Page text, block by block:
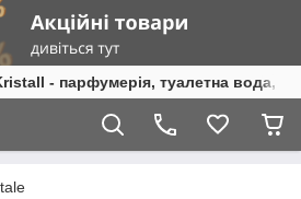
- парфумерія, туалетна вода,